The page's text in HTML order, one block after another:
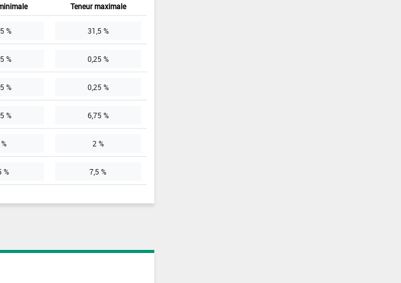
Teneur maximale
% 31,5 %
% 0,25 %
% 0,25 %
% 6,75 %
2 %
% 7,5 %